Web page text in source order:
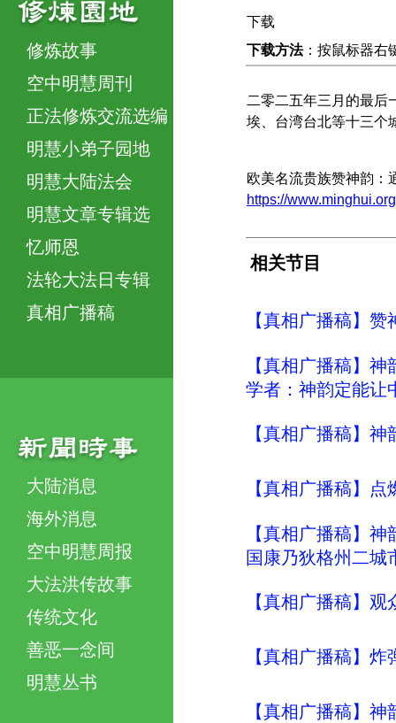
修炼故事
空中明慧周刊
正法修炼交流选编
明慧小弟子园地
明慧大陆法会
明慧文章专辑选
忆师恩
法轮大法日专辑
真相广播稿
大陆消息
海外消息
空中明慧周报
大法洪传故事
传统文化
善恶一念间
明慧丛书
下载
下载方法：按鼠标器右
二零二五年三月的最后
埃、台湾台北等十三个
欧美名流贵族赞神韵：
https://
相关节目
【真相广播稿】
【真相广播稿】
学者：神韵定能让
【真相广播稿】
【真相广播稿】
【真相广播稿】
国康乃狄格州二城
【真相广播稿】
【真相广播稿】
【真相广播稿】